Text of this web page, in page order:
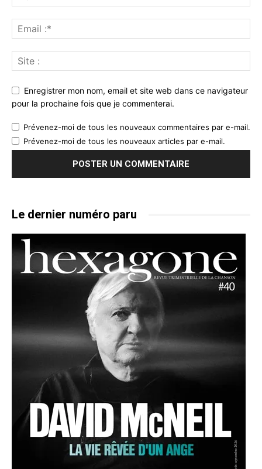
Enregistrer mon nom, email et site web dans ce navigateur
pour la prochaine fois que je commenterai.
Prévenez-moi de tous les nouveaux commentaires par e-mail.
Prévenez-moi de tous les nouveaux articles par e-mail.
Le dernier numéro paru